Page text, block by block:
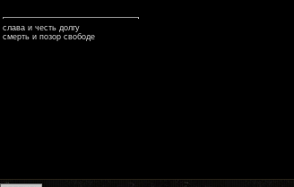
слава и честь долгу
смерть и позор свободе